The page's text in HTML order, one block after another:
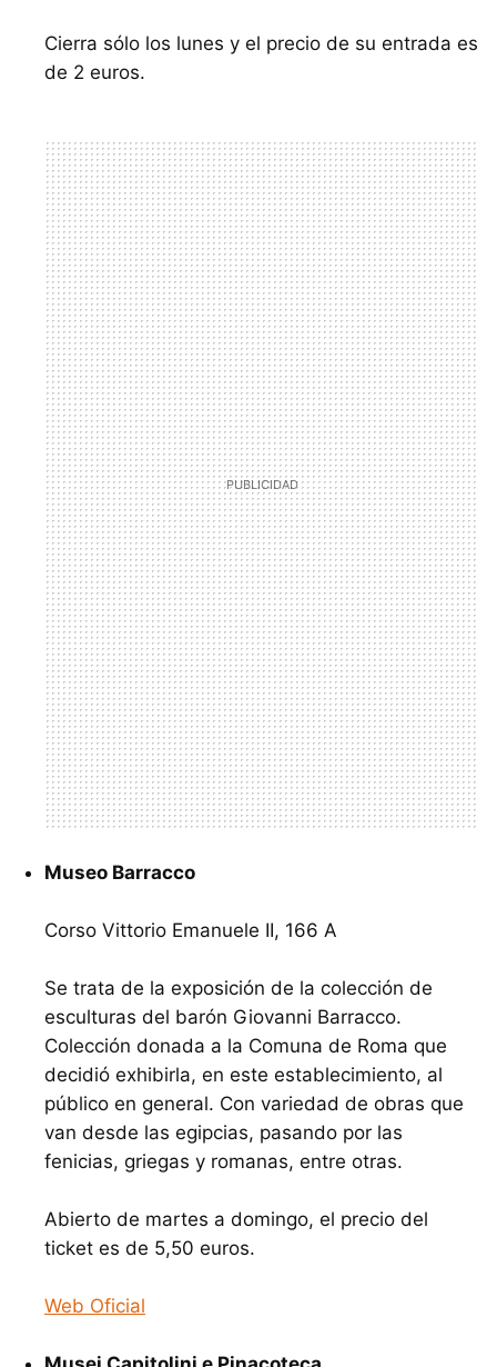
Cierra sólo los lunes y el precio de su entrada es
de 2 euros.
Museo Barracco
Corso Vittorio Emanuele II, 166 A
Se trata de la exposición de la colección de
esculturas del barón Giovanni Barracco.
Colección donada a la Comuna de Roma que
decidió exhibirla, en este establecimiento, al
público en general. Con variedad de obras que
van desde las egipcias, pasando por las
fenicias, griegas y romanas, entre otras.
Abierto de martes a domingo, el precio del
ticket es de 5,50 euros.
Web Oficial